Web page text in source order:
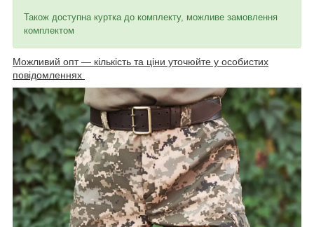
Також доступна куртка до комплекту, можливе замовлення
комплектом
Можливий опт — кількість та ціни уточюйте у особистих
повідомленнях